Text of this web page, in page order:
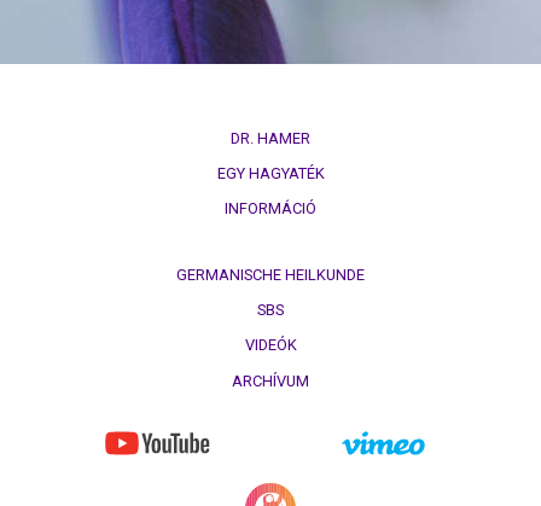
DR. HAMER
EGY HAGYATÉK
INFORMÁCIÓ
GERMANISCHE HEILKUNDE
SBS
VIDEÓK
ARCHÍVUM